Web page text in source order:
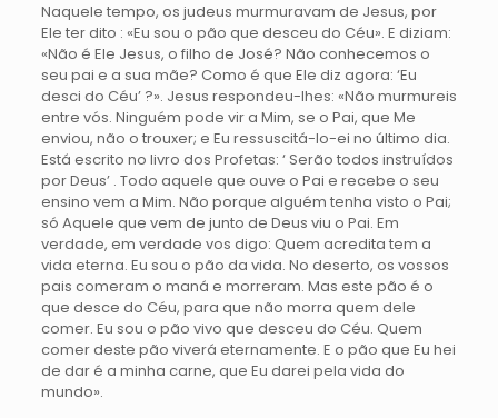
Naquele tempo, os judeus murmuravam de Jesus, por
Ele ter dito : «Eu sou o pão que desceu do Céu». E diziam:
«Não é Ele Jesus, o filho de José? Não conhecemos o
seu pai e a sua mãe? Como é que Ele diz agora: ‘Eu
desci do Céu’ ?». Jesus respondeu-lhes: «Não murmureis
entre vós. Ninguém pode vir a Mim, se o Pai, que Me
enviou, não o trouxer; e Eu ressuscitá-lo-ei no último dia.
Está escrito no livro dos Profetas: ‘ Serão todos instruídos
por Deus’ . Todo aquele que ouve o Pai e recebe o seu
ensino vem a Mim. Não porque alguém tenha visto o Pai;
só Aquele que vem de junto de Deus viu o Pai. Em
verdade, em verdade vos digo: Quem acredita tem a
vida eterna. Eu sou o pão da vida. No deserto, os vossos
pais comeram o maná e morreram. Mas este pão é o
que desce do Céu, para que não morra quem dele
comer. Eu sou o pão vivo que desceu do Céu. Quem
comer deste pão viverá eternamente. E o pão que Eu hei
de dar é a minha carne, que Eu darei pela vida do
mundo».